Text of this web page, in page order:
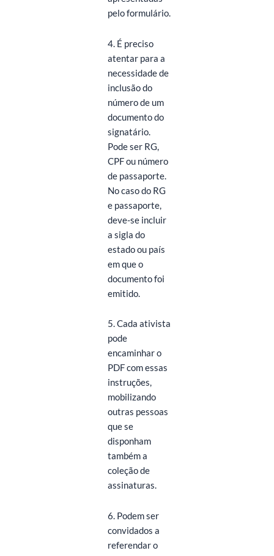
pelo formulário.
4. É preciso
atentar para a
necessidade de
inclusão do
número de um
documento do
signatário.
Pode ser RG,
CPF ou número
de passaporte.
No caso do RG
e passaporte,
deve-se incluir
a sigla do
estado ou país
em que o
documento foi
emitido.
5. Cada ativista
pode
encaminhar o
PDF com essas
instruções,
mobilizando
outras pessoas
que se
disponham
também a
coleção de
assinaturas.
6. Podem ser
convidados a
referendar o